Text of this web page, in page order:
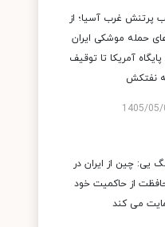
پرتنش غرب آسیا؛ از
حمله موشکی ایران
آمریکا تا توقیف
نفتکش
1405/05/
یی: چین از ایران در
از حاکمیت خود
می کند